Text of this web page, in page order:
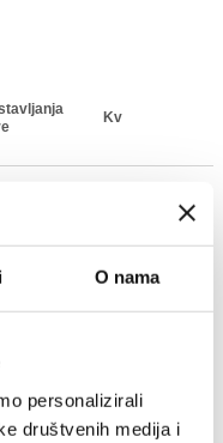
O nama
personalizirali
društvenih medija i
Kv
m³/h